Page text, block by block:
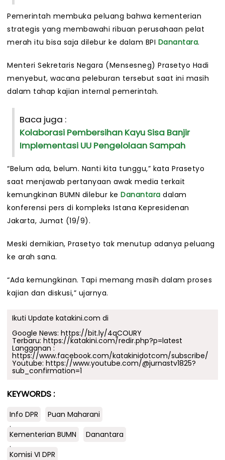
Pemerintah membuka peluang bahwa kementerian
strategis yang membawahi ribuan perusahaan pelat
merah itu bisa saja dilebur ke dalam BPI Danantara.
Menteri Sekretaris Negara (Mensesneg) Prasetyo Hadi
menyebut, wacana peleburan tersebut saat ini masih
dalam tahap kajian internal pemerintah.
Baca juga :
Kolaborasi Pembersihan Kayu Sisa Banjir
Implementasi UU Pengelolaan Sampah
“Belum ada, belum. Nanti kita tunggu,” kata Prasetyo
saat menjawab pertanyaan awak media terkait
kemungkinan BUMN dilebur ke Danantara dalam
konferensi pers di kompleks Istana Kepresidenan
Jakarta, Jumat (19/9).
Meski demikian, Prasetyo tak menutup adanya peluang
ke arah sana.
“Ada kemungkinan. Tapi memang masih dalam proses
kajian dan diskusi,” ujarnya.
Ikuti Update katakini.com di
Google News: https://bit.ly/4qCOURY
Terbaru: https://katakini.com/redir.php?p=latest
Langganan :
https://www.facebook.com/katakinidotcom/subscribe/
Youtube: https://www.youtube.com/@jurnastv1825?
sub_confirmation=1
KEYWORDS :
Info DPR
Puan Maharani
.
Kementerian BUMN
Danantara
.
Komisi VI DPR